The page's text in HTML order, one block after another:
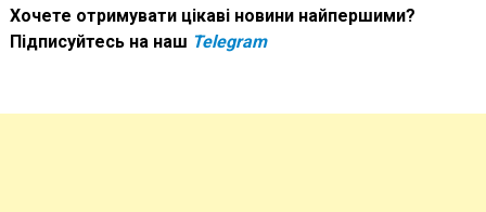
Хочете отримувати цікаві новини найпершими?
Підписуйтесь на наш Telegram